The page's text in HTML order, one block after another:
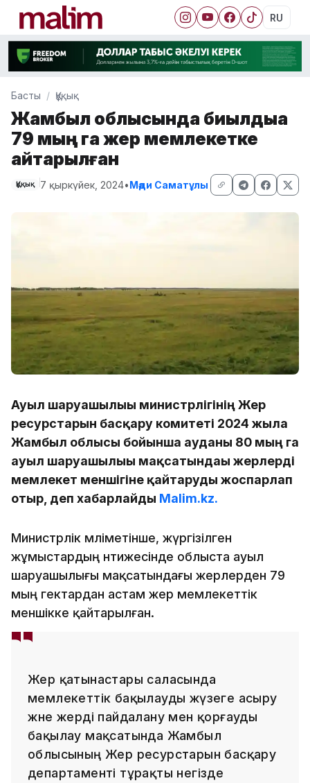
RU
Басты Құқық
Жамбыл облысында биылдыққа
79 мың га жер мемлекетке
қайтарылған
Құқық 7 қыркүйек, 2024•Мәди Саматұлы
Ауыл шаруашылығы министрлігінің Жер
ресурстарын басқару комитеті 2024 жылға
Жамбыл облысы бойынша ауданы 80 мың га
ауыл шаруашылығы мақсатындағы жерлерді
мемлекет меншігіне қайтаруды жоспарлап
отыр, деп хабарлайды Malim.kz.
Министрлік мәліметінше, жүргізілген
жұмыстардың нәтижесінде облыста ауыл
шаруашылығы мақсатындағы жерлерден 79
мың гектардан астам жер мемлекеттік
меншікке қайтарылған.
Жер қатынастары саласында
мемлекеттік бақылауды жүзеге асыру
және жерді пайдалану мен қорғауды
бақылау мақсатында Жамбыл
облысының Жер ресурстарын басқару
департаменті тұрақты негізде